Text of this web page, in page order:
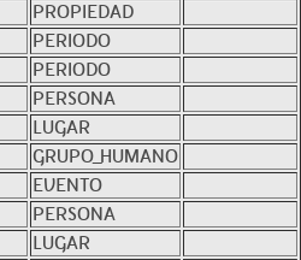
PROPIEDAD
PERIODO
PERIODO
PERSONA
LUGAR
GRUPO_HUMANO
EVENTO
PERSONA
LUGAR